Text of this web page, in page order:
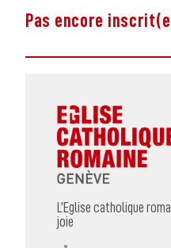
Pas encore
L’Eglise catholique
joie